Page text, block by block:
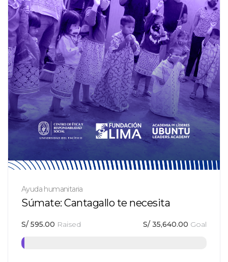
Ayuda humanitaria
Súmate: Cantagallo te necesita
S/ 595.00 Raised S/ 35,640.00 Goal